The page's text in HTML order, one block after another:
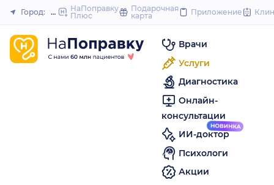
to
Закрыть
Город: Новый Уренгой
НаПоправку
Плюс
Подарочная
карта
Приложение
Врачи
Услуги
Диагностика
Онлайн-
консультации
ИИ-доктор
Психологи
Акции